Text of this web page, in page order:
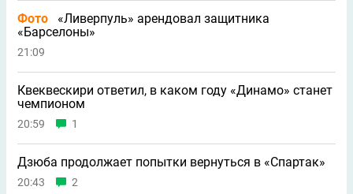
Фото
«Ливерпуль» арендовал защитника
«Барселоны»
21:09
Квеквескири ответил, в каком году «Динамо» станет
чемпионом
20:59 1
Дзюба продолжает попытки вернуться в «Спартак»
20:43 2